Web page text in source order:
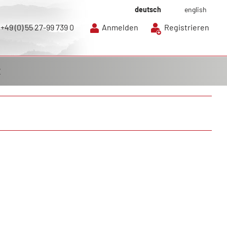
deutsch english
+49 (0) 55 27-99 739 0 Anmelden Registrieren